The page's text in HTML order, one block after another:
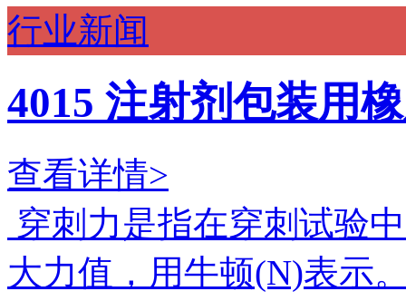
行业新闻
4015 注射剂包装用
查看详情>
穿刺力是指在穿刺试验
大力值，用牛顿(N)表示